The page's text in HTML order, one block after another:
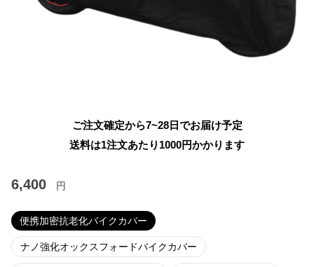
ご注文確定から7~28日でお届け予定
送料は1注文あたり 1000円かかります
6,400 円
便携加密抗老化バイクカバー
ナノ強化オックスフォードバイクカバー